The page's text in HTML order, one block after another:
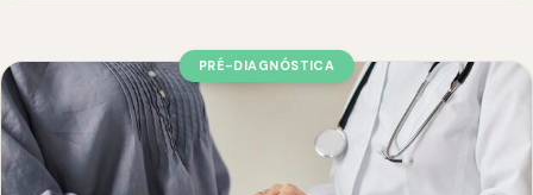
PRÉ-DIAGNÓSTICA